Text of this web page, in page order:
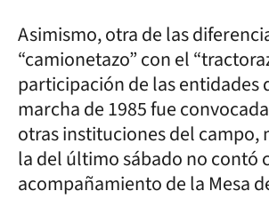
Asimismo, otra de las
“camionetazo” con el
participación de las entidades
marcha de 1985 fue
otras instituciones del campo,
la del último sábado no contó
acompañamiento de la Mesa